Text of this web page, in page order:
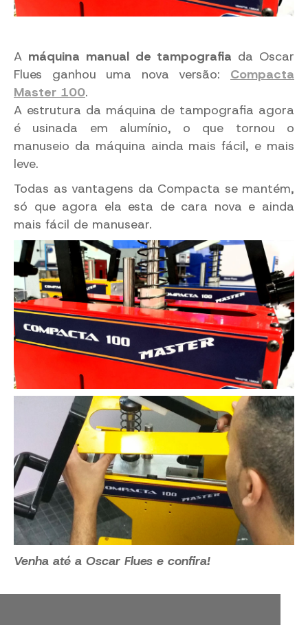
A máquina manual de tampografia da Oscar
Flues ganhou uma nova versão: Compacta
Master 100.
A estrutura da máquina de tampografia agora
é usinada em alumínio, o que tornou o
manuseio da máquina ainda mais fácil, e mais
leve.
Todas as vantagens da Compacta se mantém,
só que agora ela esta de cara nova e ainda
mais fácil de manusear.
Venha até a Oscar Flues e confira!